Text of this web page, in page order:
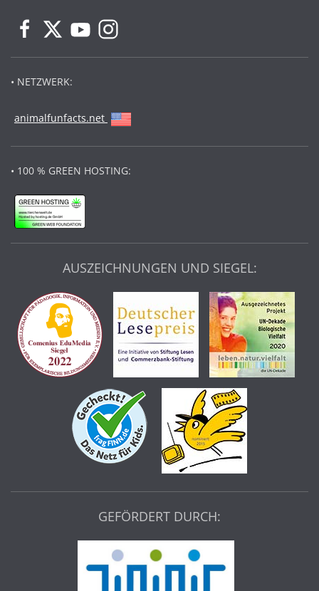
• NETZWERK:
animalfunfacts.net
• 100 % GREEN HOSTING:
AUSZEICHNUNGEN UND SIEGEL:
GEFÖRDERT DURCH: